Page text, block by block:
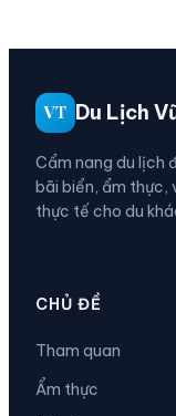
VT Du Lịch
Cẩm nang du lịch
bãi biển, ẩm thực,
thực tế cho du
CHỦ ĐỀ
Tham quan
Ẩm thực